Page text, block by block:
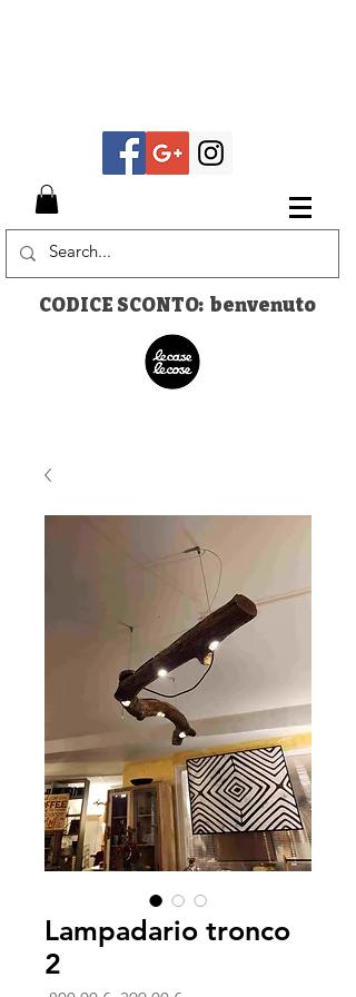
CODICE SCONTO: benvenuto
Lampadario tronco
2